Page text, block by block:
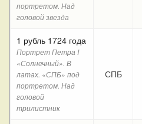
портретом. Над
головой звезда
1 рубль 1724 года
Портрет Петра I
«Солнечный». В
латах. «СПБ» под
портретом. Над
головой
трилистник
СПБ